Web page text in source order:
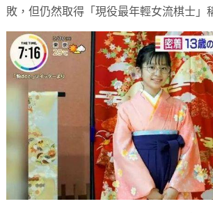
敗，但仍然取得「現役最年輕女流棋士」